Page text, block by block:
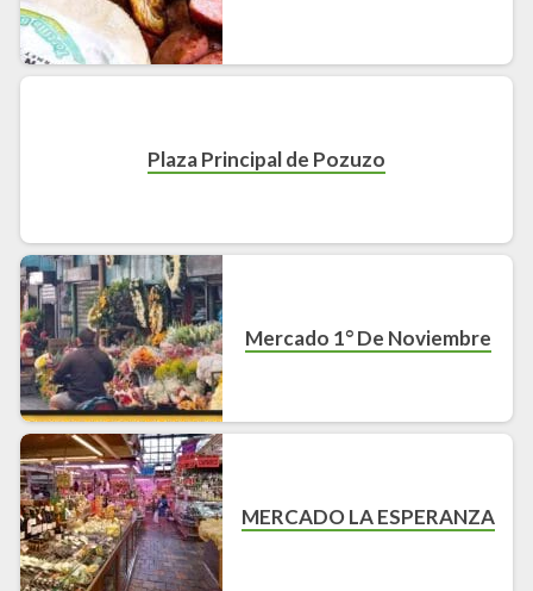
Plaza Principal de Pozuzo
Mercado 1° De Noviembre
MERCADO LA ESPERANZA